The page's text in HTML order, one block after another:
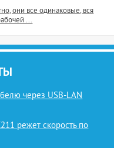
они все одинаковые, вся
...
через USB-LAN
режет скорость по